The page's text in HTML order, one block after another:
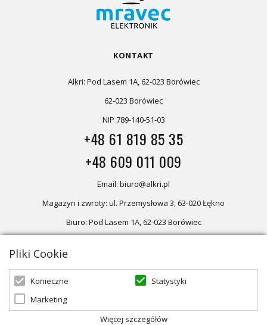
KONTAKT
Alkri: Pod Lasem 1A, 62-023 Borówiec
62-023 Borówiec
NIP 789-140-51-03
+48 61 819 85 35
+48 609 011 009
Email: biuro@alkri.pl
Magazyn i zwroty: ul. Przemysłowa 3, 63-020 Łękno
Biuro: Pod Lasem 1A, 62-023 Borówiec
Oferta skierowana dla firm, w przypadku zakupów detalicznych
Pliki Cookie
Konieczne
Statystyki
Marketing
Więcej szczegółów
© 2026 ALKRI | Powered byzentoshop